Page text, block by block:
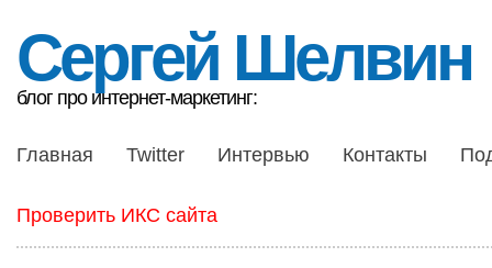
Сергей Шелвин
блог про интернет-маркетинг:
Главная Twitter Интервью Контакты
Проверить ИКС сайта